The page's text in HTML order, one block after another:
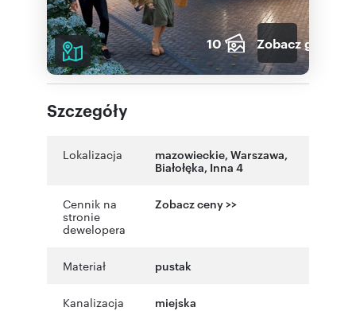
10 Zobacz galerię
Szczegóły
Lokalizacja mazowieckie, Warszawa,
Białołęka, Inna 4
Cennik na
stronie
dewelopera
Zobacz ceny >>
Materiał pustak
Kanalizacja miejska